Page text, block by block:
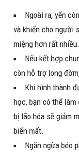
Ngoài ra, yến
và khiến cho người
miệng hơn rất nhiều.
Nếu kết hợp
còn hỗ trợ long
Khi hình thành
học, bạn có thể
bị lão hóa sẽ giảm
biến mất.
Ngăn ngừa béo